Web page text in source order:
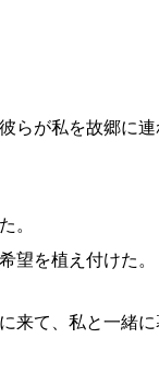
らが私を故郷に連
。
望を植え付けた。
来て、私と一緒に